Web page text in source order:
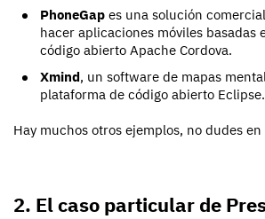
PhoneGap es una solución
hacer aplicaciones móviles basadas
código abierto Apache Cordova.
Xmind, un software de mapas
plataforma de código abierto Eclipse.
Hay muchos otros ejemplos, no dudes
2. El caso particular de